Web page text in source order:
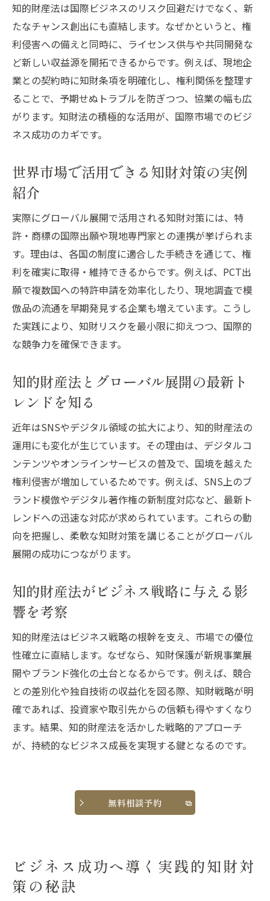
知的財産法をわかりやすく解説した実務入
門
知的財産法の面白さをビジネス視点で解説
知的財産法の面白さをグローバルビジネス
で体感
実践ビジネスで活きる知財対策の魅力と発
見
紹介
知財対策の工夫が生むビジネスの面白さと
は
知的財産法を楽しく学ぶビジネス活用術
知財対策なら国際展開のリスクも安心
グローバル展開で生じる知財リスクの対処
法
ビジネスを守る知的財産法のリスク回避ポ
知財対策を強化して国際ビジネスも安心運
営
知的財産法の活用で国際展開のトラブルを
予防
知的財産法によるビジネスのリスク管理戦
略
知財対策で国際舞台の安心を手に入れる方
法
ビジネス成長に欠かせない知的財産法の活用術
知的財産法の活用がもたらすビジネス成長
グローバル展開に役立つ知財対策の実践ポ
イント
知的財産法によるビジネス競争力アップの
秘訣
知財対策を取り入れたビジネスモデル設計
法
知的財産法を活かした成長事例とその実践
ビジネス成功に直結する知財対策の工夫
ビジネス活用と資格試験での知財対策の違
知財対策を司法試験で活かす実践的勉強法
知的財産法の基本書を使った学習ポイント
知的財産法は国際ビジネスのリスク回避だけでなく、新
たなチャンス創出にも直結します。なぜかというと、権
利侵害への備えと同時に、ライセンス供与や共同開発な
ど新しい収益源を開拓できるからです。例えば、現地企
業との契約時に知財条項を明確化し、権利関係を整理す
ることで、予期せぬトラブルを防ぎつつ、協業の幅も広
がります。知財法の積極的な活用が、国際市場でのビジ
ネス成功のカギです。
世界市場で活用できる知財対策の実例
紹介
実際にグローバル展開で活用される知財対策には、特
許・商標の国際出願や現地専門家との連携が挙げられま
す。理由は、各国の制度に適合した手続きを通じて、権
利を確実に取得・維持できるからです。例えば、PCT出
願で複数国への特許申請を効率化したり、現地調査で模
倣品の流通を早期発見する企業も増えています。こうし
た実践により、知財リスクを最小限に抑えつつ、国際的
な競争力を確保できます。
知的財産法とグローバル展開の最新ト
レンドを知る
近年はSNSやデジタル領域の拡大により、知的財産法の
運用にも変化が生じています。その理由は、デジタルコ
ンテンツやオンラインサービスの普及で、国境を越えた
権利侵害が増加しているためです。例えば、SNS上のブ
ランド模倣やデジタル著作権の新制度対応など、最新ト
レンドへの迅速な対応が求められています。これらの動
向を把握し、柔軟な知財対策を講じることがグローバル
展開の成功につながります。
知的財産法がビジネス戦略に与える影
響を考察
知的財産法はビジネス戦略の根幹を支え、市場での優位
性確立に直結します。なぜなら、知財保護が新規事業展
開やブランド強化の土台となるからです。例えば、競合
との差別化や独自技術の収益化を図る際、知財戦略が明
確であれば、投資家や取引先からの信頼も得やすくなり
ます。結果、知的財産法を活かした戦略的アプローチ
が、持続的なビジネス成長を実現する鍵となるのです。
無料相談予約
ビジネス成功へ導く実践的知財対
策の秘訣